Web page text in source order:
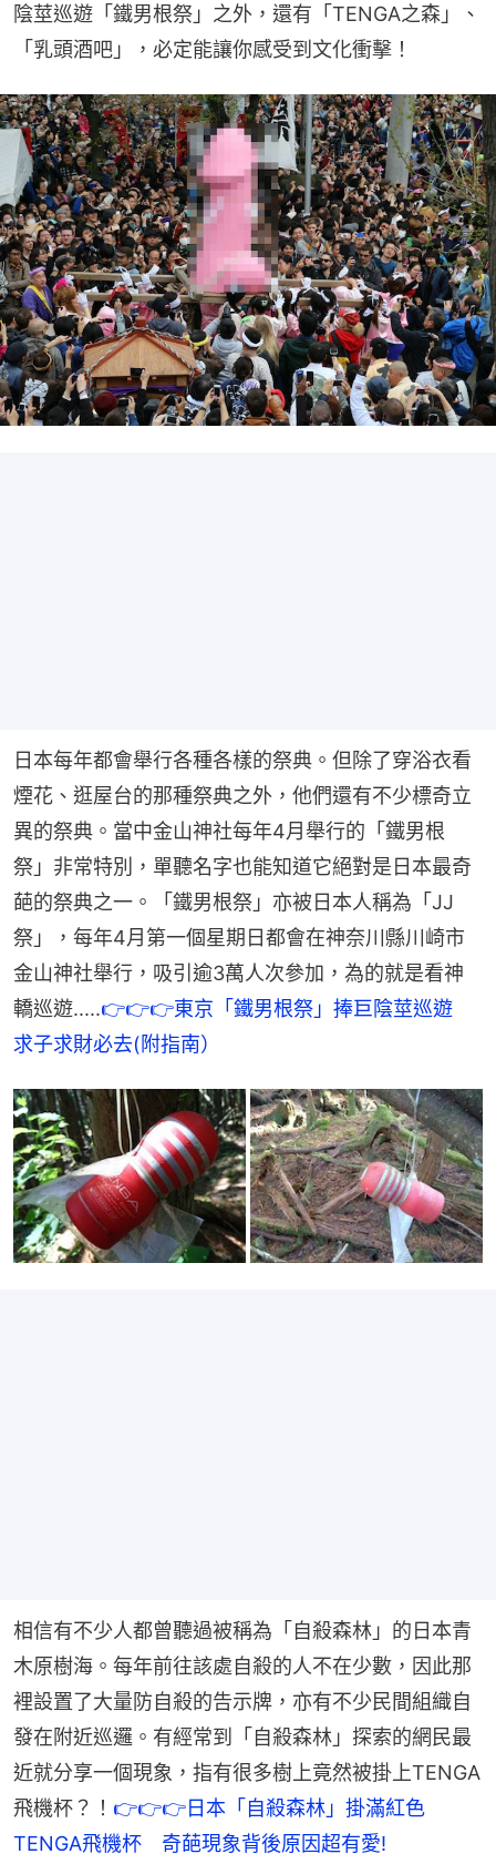
陰莖巡遊「鐵男根祭」之外，還有「TENGA之森」、
「乳頭酒吧」，必定能讓你感受到文化衝擊！
日本每年都會舉行各種各樣的祭典。但除了穿浴衣看
煙花、逛屋台的那種祭典之外，他們還有不少標奇立
異的祭典。當中金山神社每年4月舉行的「鐵男根
祭」非常特別，單聽名字也能知道它絕對是日本最奇
葩的祭典之一。「鐵男根祭」亦被日本人稱為「JJ
祭」，每年4月第一個星期日都會在神奈川縣川崎市
金山神社舉行，吸引逾3萬人次參加，為的就是看神
轎巡遊.....👉👉👉東京「鐵男根祭」捧巨陰莖巡遊
求子求財必去(附指南）
相信有不少人都曾聽過被稱為「自殺森林」的日本青
木原樹海。每年前往該處自殺的人不在少數，因此那
裡設置了大量防自殺的告示牌，亦有不少民間組織自
發在附近巡邏。有經常到「自殺森林」探索的網民最
近就分享一個現象，指有很多樹上竟然被掛上TENGA
飛機杯？！ 👉👉👉日本「自殺森林」掛滿紅色
TENGA飛機杯　奇葩現象背後原因超有愛!